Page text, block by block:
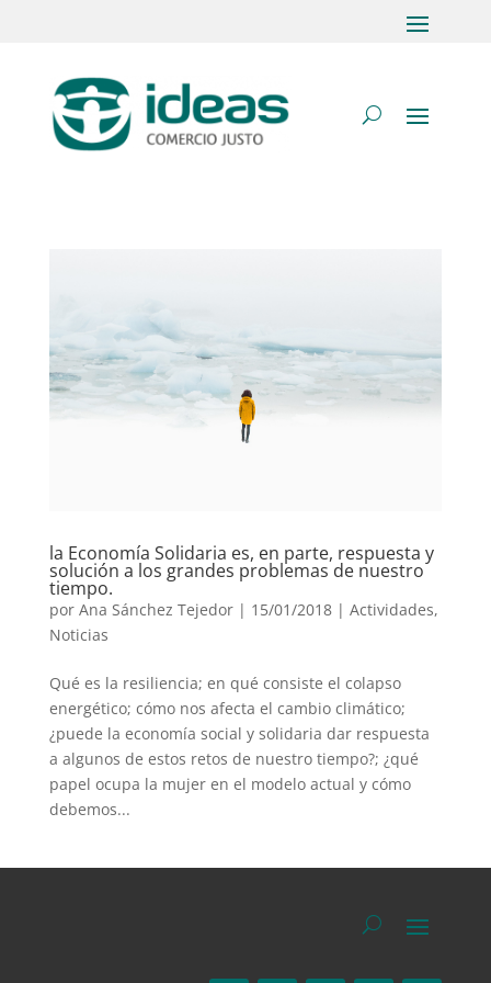
la Economía Solidaria es, en parte, respuesta y
solución a los grandes problemas de nuestro
tiempo.
por Ana Sánchez Tejedor| 15/01/2018 | Actividades,
Noticias
Qué es la resiliencia; en qué consiste el colapso
energético; cómo nos afecta el cambio climático;
¿puede la economía social y solidaria dar respuesta
a algunos de estos retos de nuestro tiempo?; ¿qué
papel ocupa la mujer en el modelo actual y cómo
debemos...